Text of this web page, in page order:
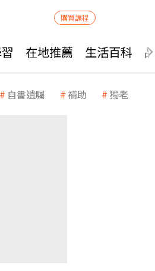
購買課程
在地推薦 生活百科
自書遺囑 補助 獨老